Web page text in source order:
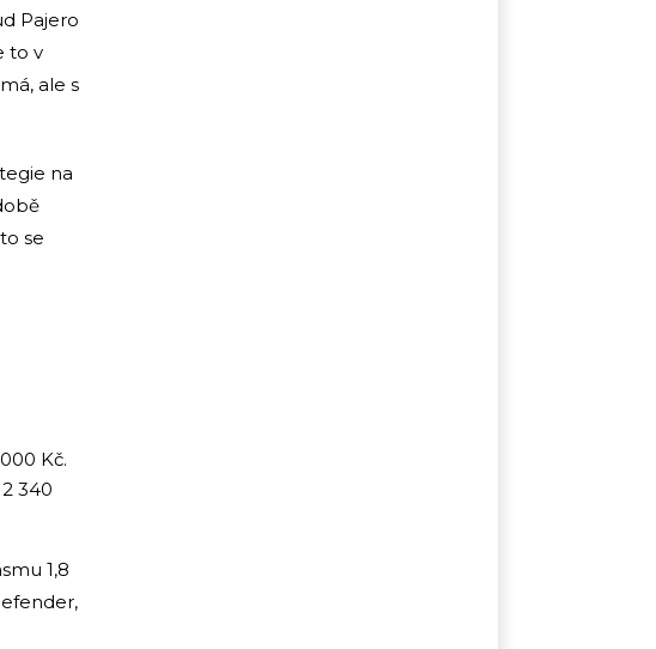
Pajero
to v
ale s
na
se
Kč.
340
1,8